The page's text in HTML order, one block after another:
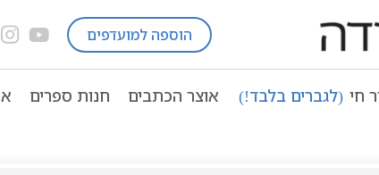
הוספה למועדפים
חי (לגברים בלבד!) אוצר הכתבים חנות ספרים
שיעורי וידאו בריאות טבעית התפתחות המחלה